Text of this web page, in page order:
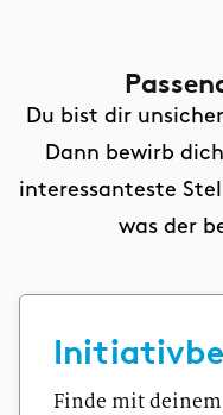
Du bist dir
Dann bewirb
interessanteste
was der
Finde mit